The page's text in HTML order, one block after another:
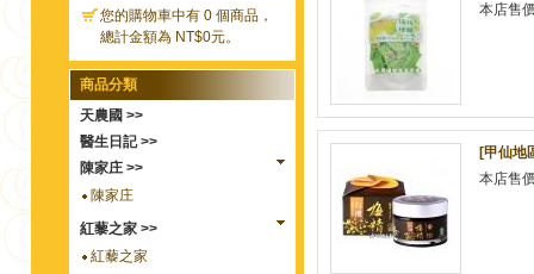
您的購物車中有 0 個商品，
總計金額為 NT$0元。
商品分類
天農國 >>
醫生日記 >>
陳家庄 >>
陳家庄
紅藜之家 >>
紅藜之家
本店售
[甲仙地
本店售